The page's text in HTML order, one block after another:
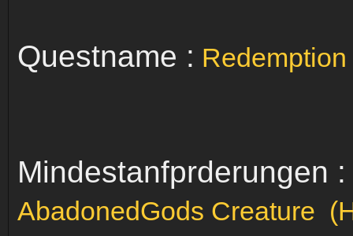
Questname :
Mindestanfprderungen :
AbadonedGods Creature